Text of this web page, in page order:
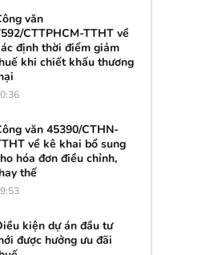
văn
CTTPHCM-TTHT về
định thời điểm giảm
khi chiết khấu thương
văn 45390/CTHN-
về kê khai bổ sung
hóa đơn điều chỉnh,
thế
kiện dự án đầu tư
được hưởng ưu đãi